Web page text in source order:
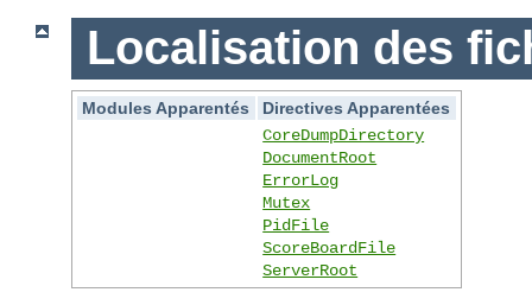
Localisation des
Modules Apparentés
Directives Apparentées
CoreDumpDirectory
DocumentRoot
ErrorLog
Mutex
PidFile
ScoreBoardFile
ServerRoot